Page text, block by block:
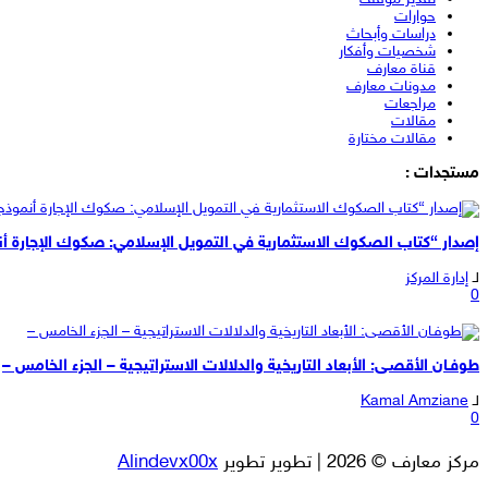
حوارات
دراسات وأبحاث
شخصيات وأفكار
قناة معارف
مدونات معارف
مراجعات
مقالات
مقالات مختارة
مستجدات :
إصدار “كتاب الصكوك الاستثمارية في التمويل الإسلامي: صكوك الإجارة
لـ إدارة المركز
0
طوفـان الأقصـى: الأبعاد التاريخية والدلالات الاستراتيجية – الجزء الخامس –
لـ Kamal Amziane
0
مركز معارف © 2026 | تطوير تطوير Alindevx00x